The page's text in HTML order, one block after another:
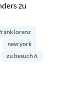
zu
– einmaliges
lorenz
new york
zu besuch 6